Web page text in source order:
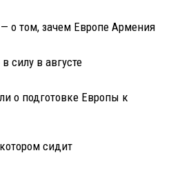
о том, зачем Европе Армения
силу в августе
о подготовке Европы к
сидит